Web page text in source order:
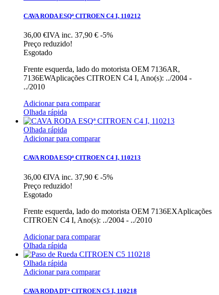
CAVA RODA ESQª CITROEN C4 I, 110212
36,00 €IVA inc. 37,90 € -5%
Preço reduzido!
Esgotado
Frente esquerda, lado do motorista OEM 7136AR,
7136EWAplicações CITROEN C4 I, Ano(s): ../2004 -
../2010
Adicionar para comparar
Olhada rápida
Olhada rápida
Adicionar para comparar
CAVA RODA ESQª CITROEN C4 I, 110213
36,00 €IVA inc. 37,90 € -5%
Preço reduzido!
Esgotado
Frente esquerda, lado do motorista OEM 7136EXAplicações
CITROEN C4 I, Ano(s): ../2004 - ../2010
Adicionar para comparar
Olhada rápida
Olhada rápida
Adicionar para comparar
CAVA RODA DTª CITROEN C5 I, 110218